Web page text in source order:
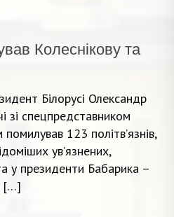
Колеснікову та
Білорусі Олександр
зі спецпредставником
123 політв’язнів,
ув’язнених,
у президенти Бабарика –
[…]